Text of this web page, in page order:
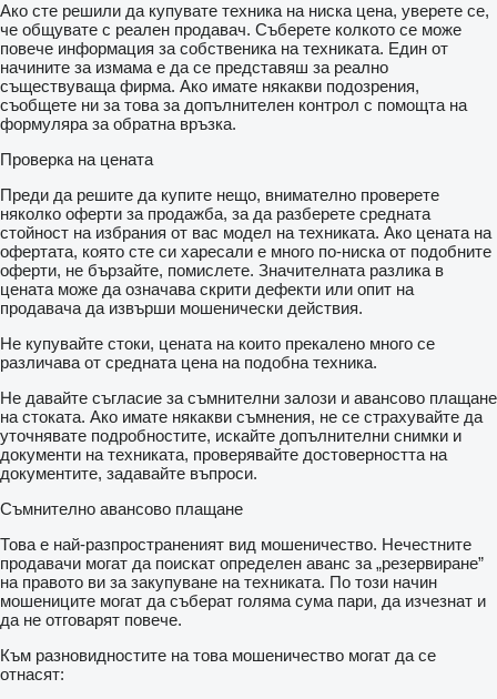
Ако сте решили да купувате техника на ниска цена, уверете се,
че общувате с реален продавач. Съберете колкото се може
повече информация за собственика на техниката. Един от
начините за измама е да се представяш за реално
съществуваща фирма. Ако имате някакви подозрения,
съобщете ни за това за допълнителен контрол с помощта на
формуляра за обратна връзка.
Проверка на цената
Преди да решите да купите нещо, внимателно проверете
няколко оферти за продажба, за да разберете средната
стойност на избрания от вас модел на техниката. Ако цената на
офертата, която сте си харесали е много по-ниска от подобните
оферти, не бързайте, помислете. Значителната разлика в
цената може да означава скрити дефекти или опит на
продавача да извърши мошенически действия.
Не купувайте стоки, цената на които прекалено много се
различава от средната цена на подобна техника.
Не давайте съгласие за съмнителни залози и авансово плащане
на стоката. Ако имате някакви съмнения, не се страхувайте да
уточнявате подробностите, искайте допълнителни снимки и
документи на техниката, проверявайте достоверността на
документите, задавайте въпроси.
Съмнително авансово плащане
Това е най-разпространеният вид мошеничество. Нечестните
продавачи могат да поискат определен аванс за „резервиране”
на правото ви за закупуване на техниката. По този начин
мошениците могат да съберат голяма сума пари, да изчезнат и
да не отговарят повече.
Към разновидностите на това мошеничество могат да се
отнасят: